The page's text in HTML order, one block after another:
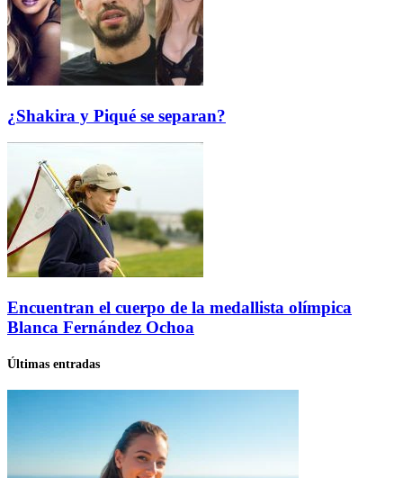
¿Shakira y Piqué se separan?
Encuentran el cuerpo de la medallista olímpica
Blanca Fernández Ochoa
Últimas entradas